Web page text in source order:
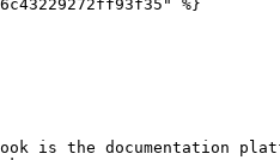
%}
is the documentation